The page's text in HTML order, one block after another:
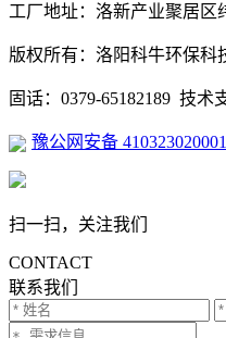
工厂地址：洛新产业聚居
版权所有：洛阳科牛环保科
固话：0379-65182189 技术
豫公网安备
扫一扫，关注我们
CONTACT
联系我们